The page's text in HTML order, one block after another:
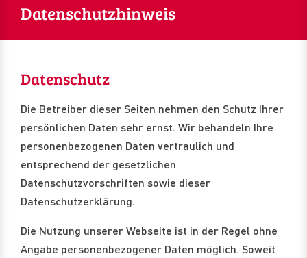
Datenschutzhinweis
Datenschutz
Die Betreiber dieser Seiten nehmen den Schutz Ihrer
persönlichen Daten sehr ernst. Wir behandeln Ihre
personenbezogenen Daten vertraulich und
entsprechend der gesetzlichen
Datenschutzvorschriften sowie dieser
Datenschutzerklärung.
Die Nutzung unserer Webseite ist in der Regel ohne
Angabe personenbezogener Daten möglich. Soweit